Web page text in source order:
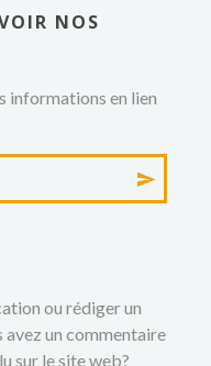
NOS
informations en lien
ou rédiger un
avez un commentaire
sur le site web?